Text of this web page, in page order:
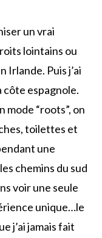
un vrai
lointains ou
Irlande. Puis j’ai
côte espagnole.
mode “roots”, on
toilettes et
une
chemins du sud
voir une seule
unique…le
j’ai jamais fait